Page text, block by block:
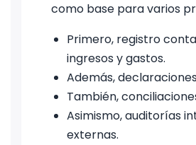
como base para varios
Primero, registro
ingresos y gastos.
Además,
También,
Asimismo, auditorías
externas.